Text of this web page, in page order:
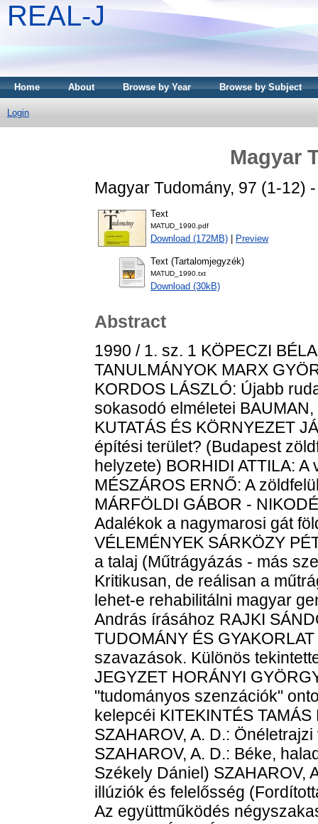
REAL-J
Home About Browse by Year Browse by Subject
Login
Magyar
Magyar Tudomány, 97 (1-12)
Text
MATUD_1990.pdf
Download (172MB) Preview
Text (Tartalomjegyzék)
MATUD_1990.txt
Download (30kB)
Abstract
1990 / 1. sz. 1 KÖPECZI BÉLA: Folytatás és megújhodás TANULMÁNYOK MARX GYÖRGY: A légkör üvegházhatása KORDOS LÁSZLÓ: Újabb rudabányai leletek és az emberré válás sokasodó elméletei BAUMAN, ZYGMUNT: A Holocaust szociológiája KUTATÁS ÉS KÖRNYEZET JÁMBOR IMRE: Zöldfelület vagy tartalék építési terület? (Budapest zöldfelületi rendszere és a gazdálkodás helyzete) BORHIDI ATTILA: A városklíma és a zöldövezet alakulása MÉSZÁROS ERNŐ: A zöldfelületek hatása a városi levegőre MÁRFÖLDI GÁBOR - NIKODÉMUS ANTAL - RÉTVÁRI LÁSZLÓ: Adalékok a nagymarosi gát földfizikai kérdéseihez VITÁK - VÉLEMÉNYEK SÁRKÖZY PÉTER: Pótolhatatlan termelőeszközünk: a talaj (Műtrágyázás - más szemszögből) DEBRECZENI BÉLA: Kritikusan, de reálisan a műtrágyázásról FODOR ANDRÁS: Kell-e és lehet-e rehabilitálni magyar genetikusokat SZABÓ GÁBOR: Fodor András írásához RAJKI SÁNDOR: A tavaszi búza ősziesíthető TUDOMÁNY ÉS GYAKORLAT DOBÓ ANDOR: Többségi döntések - szavazások. Különös tekintettel a választások igazságosságára JEGYZET HORÁNYI GYÖRGY: A hidegfúzió és társai (Adalékok a "tudományos szenzációk" ontológiájához) BECK MIHÁLY: A kutatás kelepcéi KITEKINTÉS TAMÁS PÁL: A Szaharov-jelenség SZAHAROV, A. D.: Önéletrajzi vázlat (Fordította: Székely Dániel) SZAHAROV, A. D.: Béke, haladás és emberi jogok (Fordította: Székely Dániel) SZAHAROV, A. D.: A liberális értelmiség és a Nyugat: illúziók és felelősség (Fordította: Székely Dániel) SZAHAROV, A. D.: Az együttműködés négyszakaszos terve (Fordította: Székely Dániel) MEGEMLÉKEZÉSEK GALLAI MARGIT: Tariska István (1915-1989) JAKÓ ZSIGMOND: Mályusz Elemér (1898-1989) HÍREK A SZELLEMI ÉRTÉKEK HASZNOSÍTÁSÁRÓL A találmányi tevékenység fejlődése a statisztikai adatok tükrében BOBROVSZKY JENŐ: Nemzetközi szerződés az integrált áramkörökre vonatkozó szellemi tulajdon védelméről KÖNYVSZEMLE TILKOVSZKY LÓRÁNT: Két könyv a magyarországi németek sorsáról a második világháború után [ismertetés] FRIED ISTVÁN: Struktúra, jelentés, érték. A Cseh és lengyel strukturalizmus az irodalomtudományban. Válogatta és szerkesztette: Bojtár Endre [ismertetés] DERCZE ZOLTÁN: Lackó Miklós: Korszellem és tudomány [ismertetés] KÖPECZI BÉLA: Kovács I. Gábor: Kis magyar kalendáriumtörténet 1880-ig [ismertetés] Beérkezett könyvek Beérkezett könyvek A cikkek angol és orosz nyelvű rövid kivonata Akadémiai tagajánlások - 1990 123 1990 / 2. sz. 195 TANULMÁNYOK WALLERSTEIN, IMMANUEL: Újra kell-e gondolnunk a XIX. század társadalomtudományát? (Fordította: Székely Dániel) KOVÁCS JENŐ: Magyarország geostratégiai viszonyai és lehetőségei VITÁK - VÉLEMÉNYEK (AZ ABORTUSZRÓL) JOBBÁGYI GÁBOR: Magzatvédelem - embervédelem ANDORKA RUDOLF: Gondolatok a népesedéspolitika "jó" és "rossz" eszközeiről GÁTI ISTVÁN - EGYED JENŐ - KONCZWALD LÁSZLÓ: Megjegyzések a népesedéspolitikai elemzésekhez - a szülész szemszögéből LENKOVICS BARNABÁS: A magzat élethez való jogáról TUDOMÁNY ÉS GYAKORLAT KŐSZEGFALVI GYÖRGY: Településfejlődés - településpolitika TÓTH JÓZSEF: Termékszerkezet-váltás - de hogyan? MAHUNKA IMRE - TÁRKÁNYI FERENC: Alapkutatásból hasznosítás. Hároméves a magyarországi ciklotron A TUDOMÁNYOS MŰHELY PROBLÉMÁI BERÉNYI DÉNES: A posztgraduális képzés és a felsőoktatási-kutatóintézeti együttműködés (Gondolatok, javaslatok) MOSONINÉ FRIED JUDIT: Tudomány a szomszédban. Beszélgetés az osztrák "OTKA" főtitkárával KITEKINTÉS 279 HERNÁDI MIKLÓS: Az orvostudomány új vonulata: az előrejelző orvoslás (Le Monde,1989. február 1.) 279 KERESKÉNYI SÁNDOR: Zöld ág - Desmoulins és Petőfi (Korunk, 1989. 7. szám) 280 SOMLÓ GYÖRGY: Környezetvédelem: egy új üzletág (Economist, 1989. április 10.) FRONTÓ ANDRÁS: Újabb mérföldkő az Univerzum távolságskáláján. (Astronomy, 1988. 11. szám) TESTÜLETI HÍREK RÉT RÓZSA: Az elnökség napirendjén: Korszerűsítő törekvések az innovációban - a tudományos könyv - és folyóiratkiadásban A TUDOMÁNY TÖRTÉNETÉBŐL KÓNYA SÁNDOR: A Magyar Tudományos Tanács és a Magyar Tudományos Akadémia egyesítése (1949.) KÖNYVSZEMLE TAMÁS PÁL: Wissenschaft in Berlin: Von den Anfängen bis zum Neubeginn nach 1945. (Tudomány Berlinben - a kezdetektől az 1945-ös újrakezdésig) [ismertetés] TAMÁS PÁL: Buharin N. I.: Izbrannüje Trudi - Isztorija i organizacija nauki i techniki (Válogatott művek - tudomány- és technikatörténet, tudományszervezés) [ismertetés] TAMÁS PÁL: Laplante L.: L' Université - Questions et Défis (Egyetem - kérdések és kihívások) [ismertetés] TAMÁS PÁL: